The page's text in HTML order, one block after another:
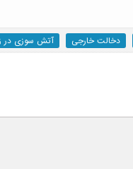
دخالت خارجی آتش سوزی در